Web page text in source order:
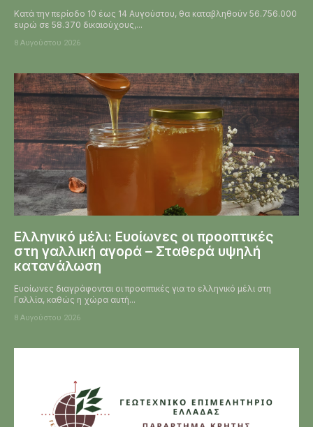
Κατά την περίοδο 10 έως 14 Αυγούστου, θα καταβληθούν 56.756.000
ευρώ σε 58.370 δικαιούχους,...
8 Αυγούστου 2026
Ελληνικό μέλι: Ευοίωνες οι προοπτικές
στη γαλλική αγορά – Σταθερά υψηλή
κατανάλωση
Ευοίωνες διαγράφονται οι προοπτικές για το ελληνικό μέλι στη
Γαλλία, καθώς η χώρα αυτή...
8 Αυγούστου 2026